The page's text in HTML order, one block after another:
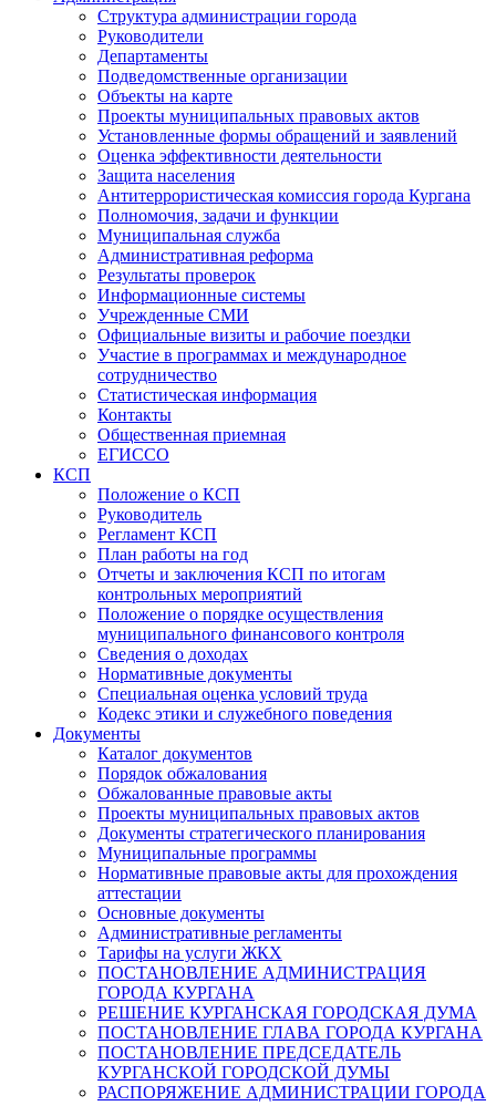
Структура администрации города
Руководители
Департаменты
Подведомственные организации
Объекты на карте
Проекты муниципальных правовых актов
Установленные формы обращений и заявлений
Оценка эффективности деятельности
Защита населения
Антитеррористическая комиссия города Кургана
Полномочия, задачи и функции
Муниципальная служба
Административная реформа
Результаты проверок
Информационные системы
Учрежденные СМИ
Официальные визиты и рабочие поездки
Участие в программах и международное
сотрудничество
Статистическая информация
Контакты
Общественная приемная
ЕГИССО
КСП
Положение о КСП
Руководитель
Регламент КСП
План работы на год
Отчеты и заключения КСП по итогам
контрольных мероприятий
Положение о порядке осуществления
муниципального финансового контроля
Сведения о доходах
Нормативные документы
Специальная оценка условий труда
Кодекс этики и служебного поведения
Документы
Каталог документов
Порядок обжалования
Обжалованные правовые акты
Проекты муниципальных правовых актов
Документы стратегического планирования
Муниципальные программы
Нормативные правовые акты для прохождения
аттестации
Основные документы
Административные регламенты
Тарифы на услуги ЖКХ
ПОСТАНОВЛЕНИЕ АДМИНИСТРАЦИЯ
ГОРОДА КУРГАНА
РЕШЕНИЕ КУРГАНСКАЯ ГОРОДСКАЯ ДУМА
ПОСТАНОВЛЕНИЕ ГЛАВА ГОРОДА КУРГАНА
ПОСТАНОВЛЕНИЕ ПРЕДСЕДАТЕЛЬ
КУРГАНСКОЙ ГОРОДСКОЙ ДУМЫ
РАСПОРЯЖЕНИЕ АДМИНИСТРАЦИИ ГОРОДА